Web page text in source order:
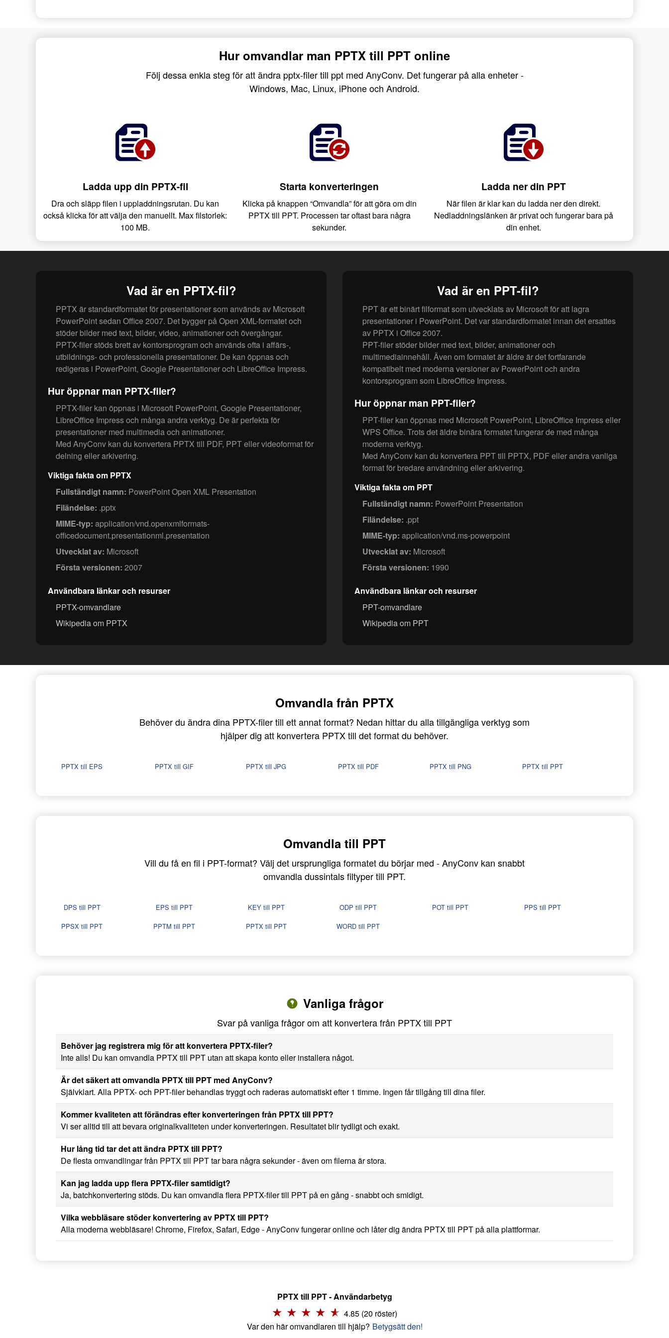
Hur omvandlar man PPTX till PPT online
Följ dessa enkla steg för att ändra pptx-filer till ppt med AnyConv. Det fungerar på alla enheter -
Windows, Mac, Linux, iPhone och Android.
Ladda upp din PPTX-fil
Dra och släpp filen i uppladdningsrutan. Du kan
också klicka för att välja den manuellt. Max filstorlek:
100 MB.
Starta konverteringen
Klicka på knappen “Omvandla” för att göra om din
PPTX till PPT. Processen tar oftast bara några
sekunder.
Ladda ner din PPT
När filen är klar kan du ladda ner den direkt.
Nedladdningslänken är privat och fungerar bara på
din enhet.
Vad är en PPTX-fil?
PPTX är standardformatet för presentationer som används av Microsoft
PowerPoint sedan Office 2007. Det bygger på Open XML-formatet och
stöder bilder med text, bilder, video, animationer och övergångar.
PPTX-filer stöds brett av kontorsprogram och används ofta i affärs-,
utbildnings- och professionella presentationer. De kan öppnas och
redigeras i PowerPoint, Google Presentationer och LibreOffice Impress.
Hur öppnar man PPTX-filer?
PPTX-filer kan öppnas i Microsoft PowerPoint, Google Presentationer,
LibreOffice Impress och många andra verktyg. De är perfekta för
presentationer med multimedia och animationer.
Med AnyConv kan du konvertera PPTX till PDF, PPT eller videoformat för
delning eller arkivering.
Viktiga fakta om PPTX
Fullständigt namn: PowerPoint Open XML Presentation
Filändelse: .pptx
MIME-typ: application/vnd.openxmlformats-
officedocument.presentationml.presentation
Utvecklat av: Microsoft
Första versionen: 2007
Användbara länkar och resurser
PPTX-omvandlare
Wikipedia om PPTX
Vad är en PPT-fil?
PPT är ett binärt filformat som utvecklats av Microsoft för att lagra
presentationer i PowerPoint. Det var standardformatet innan det ersattes
av PPTX i Office 2007.
PPT-filer stöder bilder med text, bilder, animationer och
multimediainnehåll. Även om formatet är äldre är det fortfarande
kompatibelt med moderna versioner av PowerPoint och andra
kontorsprogram som LibreOffice Impress.
Hur öppnar man PPT-filer?
PPT-filer kan öppnas med Microsoft PowerPoint, LibreOffice Impress eller
WPS Office. Trots det äldre binära formatet fungerar de med många
moderna verktyg.
Med AnyConv kan du konvertera PPT till PPTX, PDF eller andra vanliga
format för bredare användning eller arkivering.
Viktiga fakta om PPT
Fullständigt namn: PowerPoint Presentation
Filändelse: .ppt
MIME-typ: application/vnd.ms-powerpoint
Utvecklat av: Microsoft
Första versionen: 1990
Användbara länkar och resurser
PPT-omvandlare
Wikipedia om PPT
Omvandla från PPTX
Behöver du ändra dina PPTX-filer till ett annat format? Nedan hittar du alla tillgängliga verktyg som
hjälper dig att konvertera PPTX till det format du behöver.
PPTX till EPS PPTX till GIF PPTX till JPG PPTX till PDF PPTX till PNG PPTX till PPT
Omvandla till PPT
Vill du få en fil i PPT-format? Välj det ursprungliga formatet du börjar med - AnyConv kan snabbt
omvandla dussintals filtyper till PPT.
DPS till PPT EPS till PPT KEY till PPT ODP till PPT POT till PPT
PPS till PPT
PPSX till PPT
PPTM till PPT PPTX till PPT WORD till PPT
Vanliga frågor
Svar på vanliga frågor om att konvertera från PPTX till PPT
Behöver jag registrera mig för att konvertera PPTX-filer?
Inte alls! Du kan omvandla PPTX till PPT utan att skapa konto eller installera något.
Är det säkert att omvandla PPTX till PPT med AnyConv?
Självklart. Alla PPTX- och PPT-filer behandlas tryggt och raderas automatiskt efter 1 timme. Ingen får tillgång till dina filer.
Kommer kvaliteten att förändras efter konverteringen från PPTX till PPT?
Vi ser alltid till att bevara originalkvaliteten under konverteringen. Resultatet blir tydligt och exakt.
Hur lång tid tar det att ändra PPTX till PPT?
De flesta omvandlingar från PPTX till PPT tar bara några sekunder - även om filerna är stora.
Kan jag ladda upp flera PPTX-filer samtidigt?
Ja, batchkonvertering stöds. Du kan omvandla flera PPTX-filer till PPT på en gång - snabbt och smidigt.
Vilka webbläsare stöder konvertering av PPTX till PPT?
Alla moderna webbläsare! Chrome, Firefox, Safari, Edge - AnyConv fungerar online och låter dig ändra PPTX till PPT på alla plattformar.
PPTX till PPT - Användarbetyg
4.85 (20 röster)
Var den här omvandlaren till hjälp? Betygsätt den!